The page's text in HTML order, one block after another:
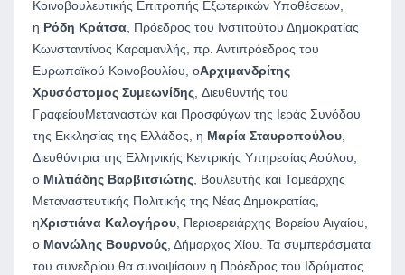
Κοινοβουλευτικής Επιτροπής Εξωτερικών Υποθέσεων,
η Ρόδη Κράτσα, Πρόεδρος του Ινστιτούτου Δημοκρατίας
Κωνσταντίνος Καραμανλής, πρ. Αντιπρόεδρος του
Ευρωπαϊκού Κοινοβουλίου, οΑρχιμανδρίτης
Χρυσόστομος Συμεωνίδης, Διευθυντής του
ΓραφείουΜεταναστών και Προσφύγων της Ιεράς Συνόδου
της Εκκλησίας της Ελλάδος, η Μαρία Σταυροπούλου,
Διευθύντρια της Ελληνικής Κεντρικής Υπηρεσίας Ασύλου,
ο Μιλτιάδης Βαρβιτσιώτης, Βουλευτής και Τομεάρχης
Μεταναστευτικής Πολιτικής της Νέας Δημοκρατίας,
ηΧριστιάνα Καλογήρου, Περιφερειάρχης Βορείου Αιγαίου,
ο Μανώλης Βουρνούς, Δήμαρχος Χίου. Τα συμπεράσματα
του συνεδρίου θα συνοψίσουν η Πρόεδρος του Ιδρύματος